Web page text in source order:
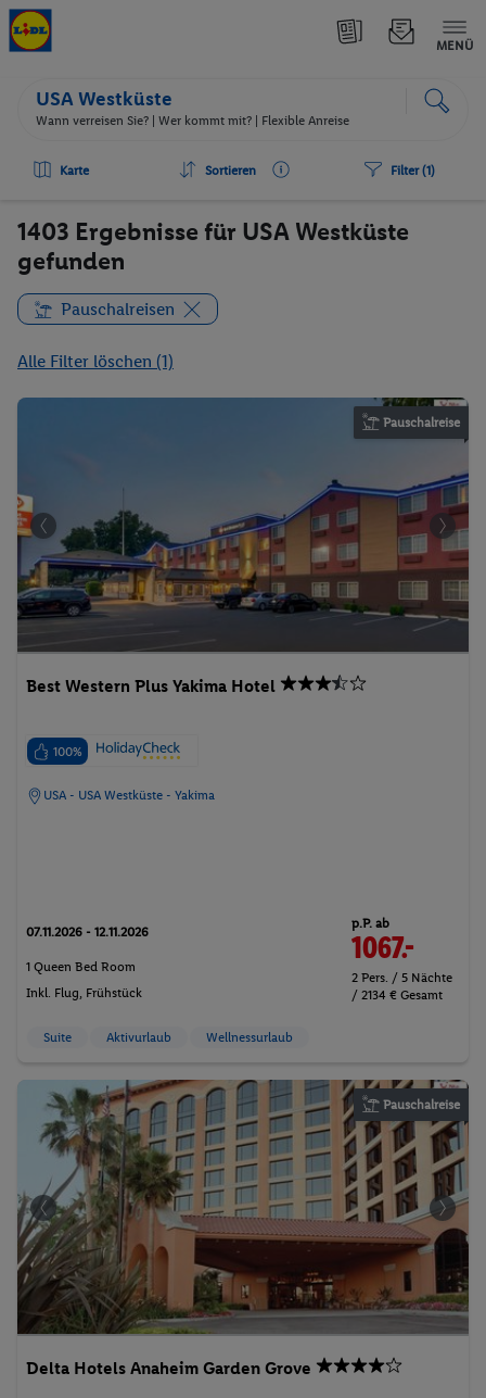
MENÜ
USA Westküste
Wann verreisen Sie? | Wer kommt mit? | Flexible Anreise
Karte Sortieren Filter (1)
1403 Ergebnisse für USA Westküste
gefunden
Pauschalreisen
Alle Filter löschen (1)
Pauschalreise
Best Western Plus Yakima Hotel
100%
USA - USA Westküste - Yakima
07.11.2026 - 12.11.2026
1 Queen Bed Room
Inkl. Flug, Frühstück
p.P. ab
1067.-
2 Pers. / 5 Nächte
/ 2134 € Gesamt
Suite Aktivurlaub Wellnessurlaub
Pauschalreise
Delta Hotels Anaheim Garden Grove